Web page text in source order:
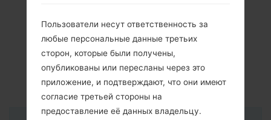
Пользователи несут ответственность за
любые персональные данные третьих
сторон, которые были получены,
опубликованы или пересланы через это
приложение, и подтверждают, что они имеют
согласие третьей стороны на
предоставление её данных владельцу.